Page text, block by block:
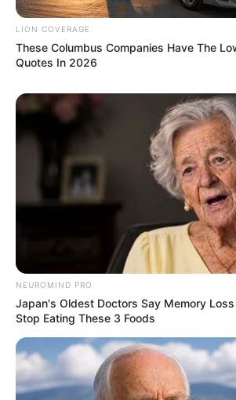
เวลา 8.25-10.48 น. และ 13.13-
วันนี้ก่อนออกจากบ้านไปท
ค้าขาย
ทิศมงคลเสริมความเฮงคือ ทิศตะวั
พนมมืออธิษฐาน ดึงดูดพลังงานด้
ประสบความสำเร็จตลอดทั้งวัน
LION COVERAGE
These Columbus Companies Have The
Quotes In 2026
NEUROMIND PRO
Japan's Oldest Doctors Say Memory
Stop Eating These 3 Foods